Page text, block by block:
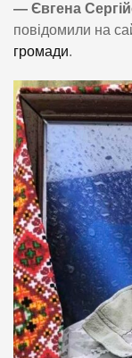
— Євгена
повідомили на
громади.